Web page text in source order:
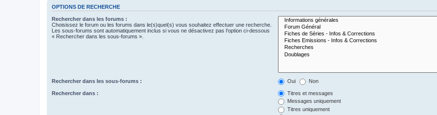
OPTIONS DE RECHERCHE
Rechercher dans les forums :
Choisissez le forum ou les forums dans le(s)quel(s) vous souhaitez effectuer une recherche.
Les sous-forums sont automatiquement inclus si vous ne désactivez pas l’option ci-dessous
« Rechercher dans les sous-forums ».
Rechercher dans les sous-forums : Oui Non
Rechercher dans :
Titres et messages
Messages uniquement
Titres uniquement